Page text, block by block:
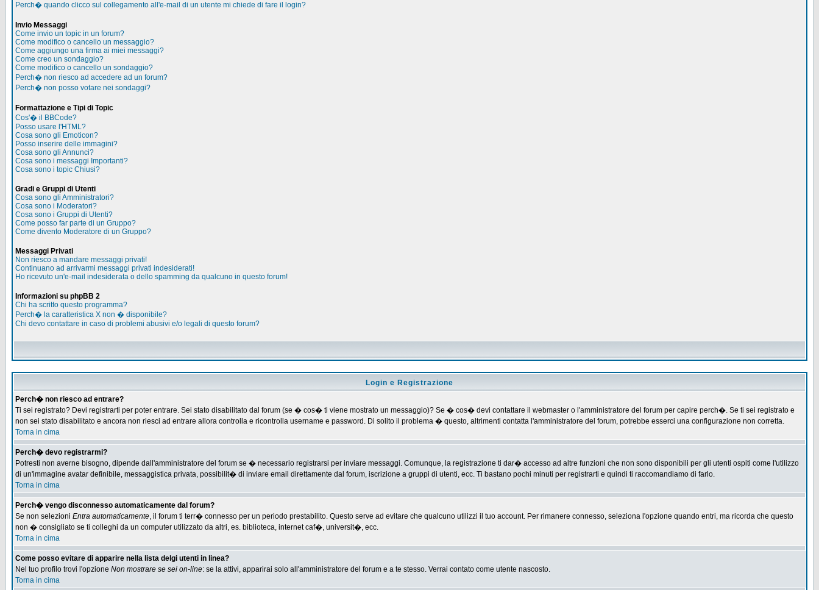
Perch� quando clicco sul collegamento all'e-mail di un utente mi chiede di fare il login?
Invio Messaggi
Come invio un topic in un forum?
Come modifico o cancello un messaggio?
Come aggiungo una firma ai miei messaggi?
Come creo un sondaggio?
Come modifico o cancello un sondaggio?
Perch� non riesco ad accedere ad un forum?
Perch� non posso votare nei sondaggi?
Formattazione e Tipi di Topic
Cos'� il BBCode?
Posso usare l'HTML?
Cosa sono gli Emoticon?
Posso inserire delle immagini?
Cosa sono gli Annunci?
Cosa sono i messaggi Importanti?
Cosa sono i topic Chiusi?
Gradi e Gruppi di Utenti
Cosa sono gli Amministratori?
Cosa sono i Moderatori?
Cosa sono i Gruppi di Utenti?
Come posso far parte di un Gruppo?
Come divento Moderatore di un Gruppo?
Messaggi Privati
Non riesco a mandare messaggi privati!
Continuano ad arrivarmi messaggi privati indesiderati!
Ho ricevuto un'e-mail indesiderata o dello spamming da qualcuno in questo forum!
Informazioni su phpBB 2
Chi ha scritto questo programma?
Perch� la caratteristica X non � disponibile?
Chi devo contattare in caso di problemi abusivi e/o legali di questo forum?
Login e Registrazione
Perch� non riesco ad entrare?
Ti sei registrato? Devi registrarti per poter entrare. Sei stato disabilitato dal forum (se � cos� ti viene mostrato un messaggio)? Se � cos� devi contattare il webmaster o l'amministratore del forum per capire perch�. Se ti sei registrato e
non sei stato disabilitato e ancora non riesci ad entrare allora controlla e ricontrolla username e password. Di solito il problema � questo, altrimenti contatta l'amministratore del forum, potrebbe esserci una configurazione non corretta.
Torna in cima
Perch� devo registrarmi?
Potresti non averne bisogno, dipende dall'amministratore del forum se � necessario registrarsi per inviare messaggi. Comunque, la registrazione ti dar� accesso ad altre funzioni che non sono disponibili per gli utenti ospiti come l'utilizzo
di un'immagine avatar definibile, messaggistica privata, possibilit� di inviare email direttamente dal forum, iscrizione a gruppi di utenti, ecc. Ti bastano pochi minuti per registrarti e quindi ti raccomandiamo di farlo.
Torna in cima
Perch� vengo disconnesso automaticamente dal forum?
Se non selezioni Entra automaticamente, il forum ti terr� connesso per un periodo prestabilito. Questo serve ad evitare che qualcuno utilizzi il tuo account. Per rimanere connesso, seleziona l'opzione quando entri, ma ricorda che questo
non � consigliato se ti colleghi da un computer utilizzato da altri, es. biblioteca, internet caf�, universit�, ecc.
Torna in cima
Come posso evitare di apparire nella lista delgi utenti in linea?
Nel tuo profilo trovi l'opzione Non mostrare se sei on-line: se la attivi, apparirai solo all'amministratore del forum e a te stesso. Verrai contato come utente nascosto.
Torna in cima